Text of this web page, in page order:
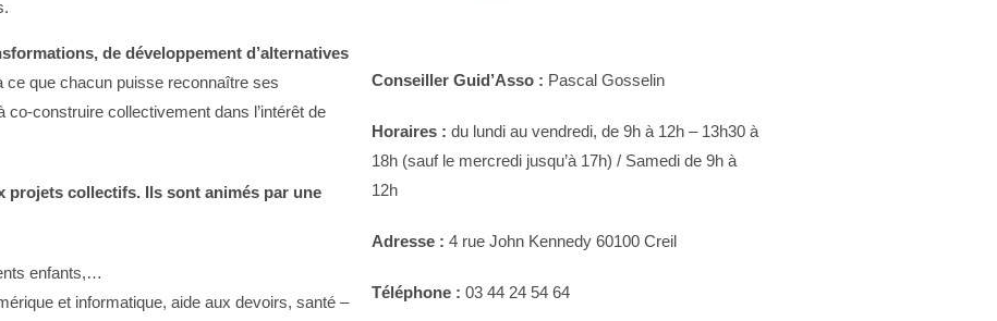
de développement d’alternatives
ce que chacun puisse reconnaître ses
construire collectivement dans l’intérêt de
projets collectifs. Ils sont animés par une
enfants,…
et informatique, aide aux devoirs, santé –
Conseiller Guid’Asso : Pascal Gosselin
Horaires : du lundi au vendredi, de 9h à 12h – 13h30 à
18h (sauf le mercredi jusqu’à 17h) / Samedi de 9h à
12h
Adresse : 4 rue John Kennedy 60100 Creil
Téléphone : 03 44 24 54 64